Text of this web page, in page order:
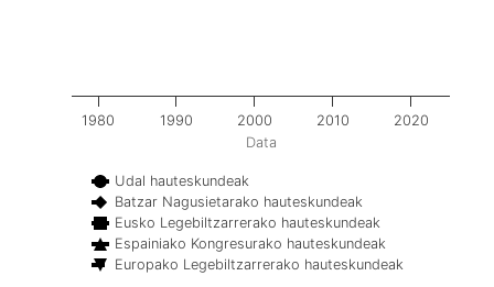
Data
Udal hauteskundeak
Batzar Nagusietarako hauteskundeak
Eusko Legebiltzarrerako hauteskundeak
Espainiako Kongresurako hauteskundeak
Europako Legebiltzarrerako hauteskundeak
1980 1990 2000 2010 2020